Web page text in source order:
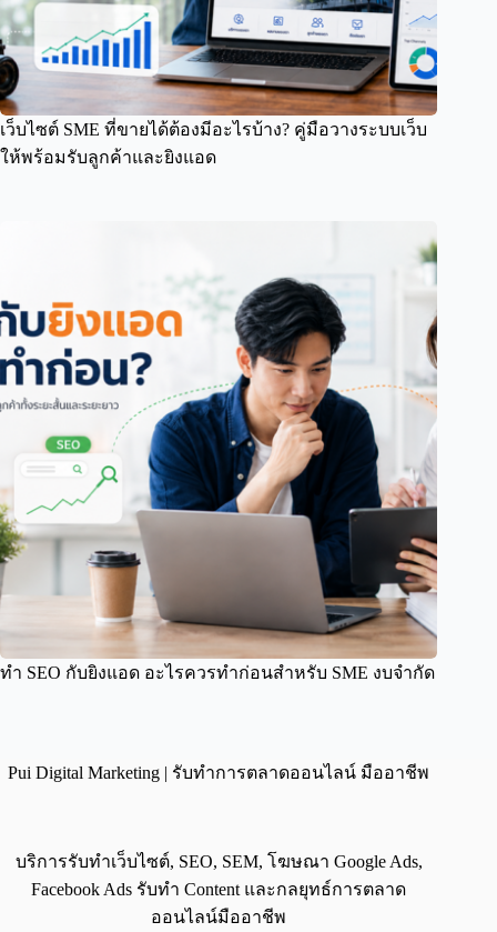
เว็บไซต์ SME ที่ขายได้ต้องมีอะไรบ้าง? คู่มือวางระบบเว็บ
ให้พร้อมรับลูกค้าและยิงแอด
ทำ SEO กับยิงแอด อะไรควรทำก่อนสำหรับ SME งบจำกัด
Pui Digital Marketing | รับทำการตลาดออนไลน์ มืออาชีพ
บริการรับทำเว็บไซต์, SEO, SEM, โฆษณา Google Ads,
Facebook Ads รับทำ Content และกลยุทธ์การตลาด
ออนไลน์มืออาชีพ